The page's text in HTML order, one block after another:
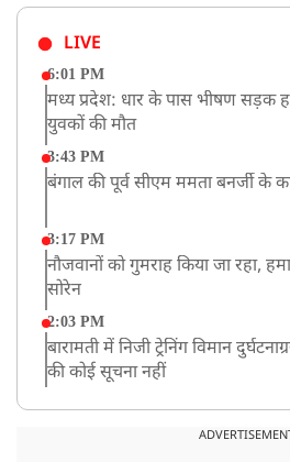
LIVE
6:01 PM
मध्य प्रदेश: धार के पास भीषण सड़क
युवकों की मौत
3:43 PM
बंगाल की पूर्व सीएम ममता बनर्जी के
3:17 PM
नौजवानों को गुमराह किया जा रहा,
सोरेन
2:03 PM
बारामती में निजी ट्रेनिंग विमान
की कोई सूचना नहीं
JPSC परीक्षा विवाद: अनशन पर बैठे